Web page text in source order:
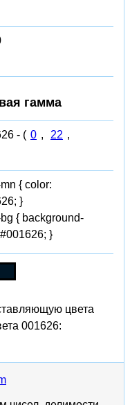
гамма
- ( 0 , 22 ,
{ color:
}
{ background-
}
цвета
001626: